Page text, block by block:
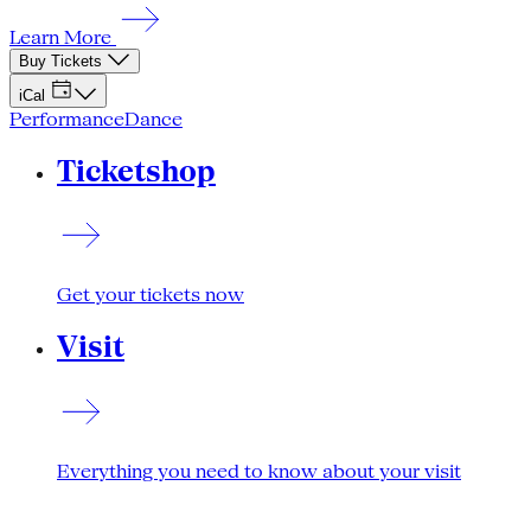
Learn More
Buy Tickets
iCal
PerformanceDance
Ticketshop
Get your tickets now
Visit
Everything you need to know about your visit